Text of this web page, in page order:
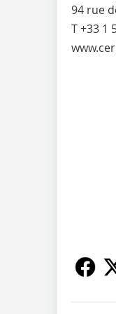
94 rue
T +33 1